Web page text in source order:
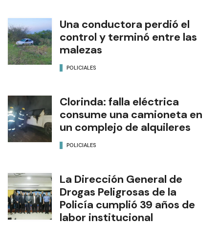
Una conductora perdió el
control y terminó entre las
malezas
POLICIALES
Clorinda: falla eléctrica
consume una camioneta en
un complejo de alquileres
POLICIALES
La Dirección General de
Drogas Peligrosas de la
Policía cumplió 39 años de
labor institucional